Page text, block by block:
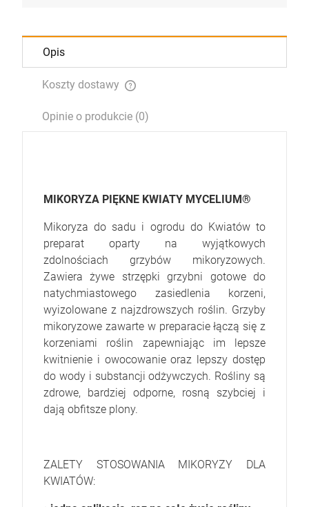
Opis
Koszty dostawy
Opinie o produkcie (0)
MIKORYZA PIĘKNE KWIATY MYCELIUM®
Mikoryza do sadu i ogrodu do Kwiatów to
preparat oparty na wyjątkowych
zdolnościach grzybów mikoryzowych.
Zawiera żywe strzępki grzybni gotowe do
natychmiastowego zasiedlenia korzeni,
wyizolowane z najzdrowszych roślin. Grzyby
mikoryzowe zawarte w preparacie łączą się z
korzeniami roślin zapewniając im lepsze
kwitnienie i owocowanie oraz lepszy dostęp
do wody i substancji odżywczych. Rośliny są
zdrowe, bardziej odporne, rosną szybciej i
dają obfitsze plony.
ZALETY STOSOWANIA MIKORYZY DLA
KWIATÓW: